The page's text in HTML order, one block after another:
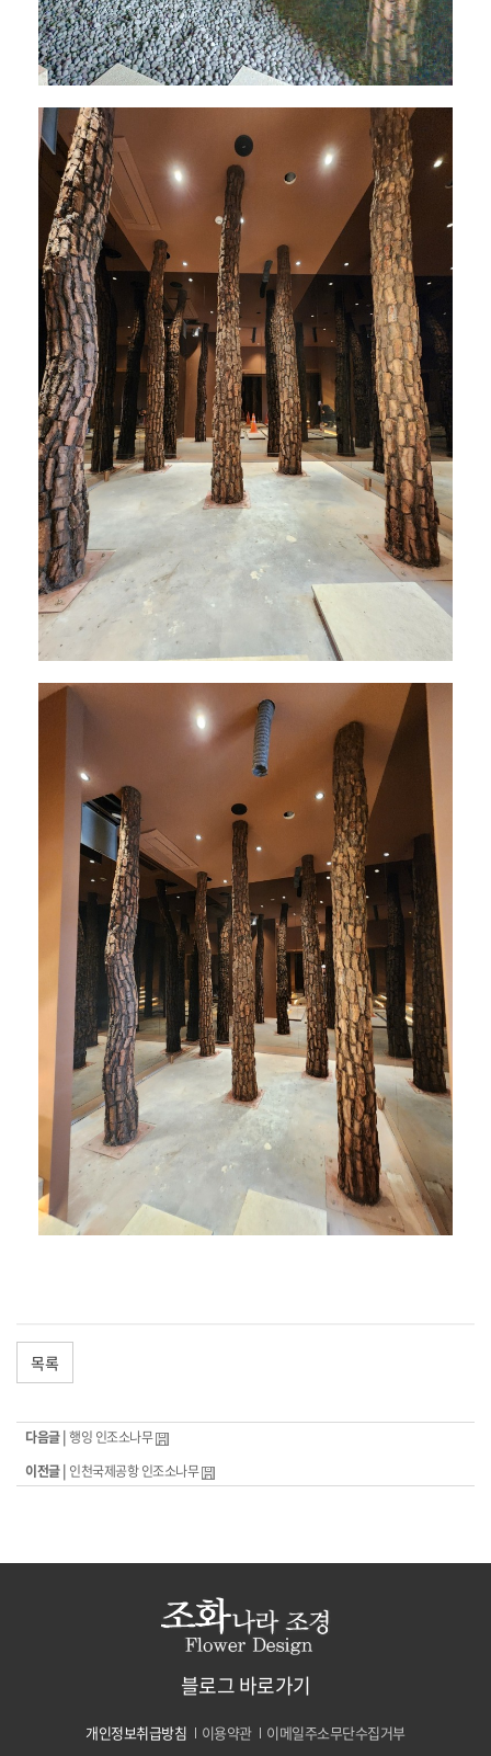
목록
다음글 |행잉 인조소나무
이전글 | 인천국제공항 인조소나무
블로그 바로가기
개인정보취급방침 이용약관 이메일주소무단수집거부